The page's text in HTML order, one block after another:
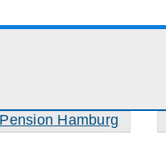
Pension Hamburg